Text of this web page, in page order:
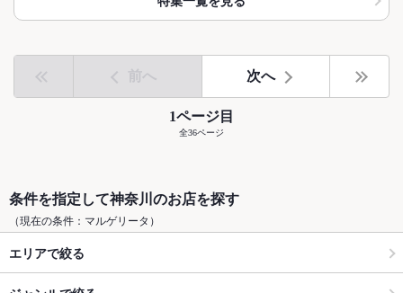
前へ 次へ
1ページ目
全36ページ
条件を指定して神奈川のお店を探す
（現在の条件：マルゲリータ）
エリアで絞る